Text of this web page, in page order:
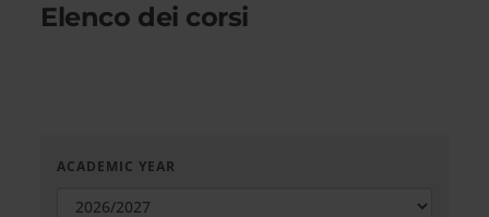
Elenco dei corsi
ACADEMIC YEAR